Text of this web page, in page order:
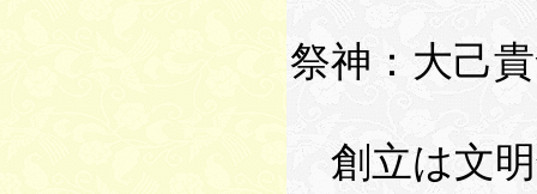
祭神：大己
創立は文明